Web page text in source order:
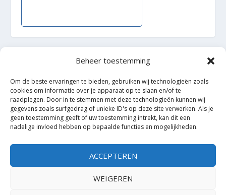
Beheer toestemming
Om de beste ervaringen te bieden, gebruiken wij technologieën zoals
cookies om informatie over je apparaat op te slaan en/of te
raadplegen. Door in te stemmen met deze technologieën kunnen wij
gegevens zoals surfgedrag of unieke ID's op deze site verwerken. Als je
geen toestemming geeft of uw toestemming intrekt, kan dit een
nadelige invloed hebben op bepaalde functies en mogelijkheden.
ACCEPTEREN
WEIGEREN
WordPress